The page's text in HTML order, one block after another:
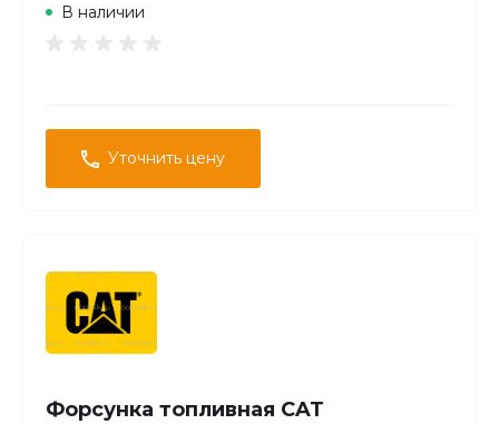
В наличии
Уточнить цену
Форсунка топливная CAT